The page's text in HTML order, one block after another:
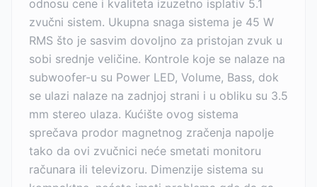
odnosu cene i kvaliteta izuzetno isplativ 5.1
zvučni sistem. Ukupna snaga sistema je 45 W
RMS što je sasvim dovoljno za pristojan zvuk u
sobi srednje veličine. Kontrole koje se nalaze na
subwoofer-u su Power LED, Volume, Bass, dok
se ulazi nalaze na zadnjoj strani i u obliku su 3.5
mm stereo ulaza. Kućište ovog sistema
sprečava prodor magnetnog zračenja napolje
tako da ovi zvučnici neće smetati monitoru
računara ili televizoru. Dimenzije sistema su